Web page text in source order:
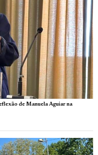
de Manuela Aguiar na